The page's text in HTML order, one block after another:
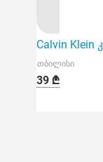
Calvin Klein
თბილისი
39 ₾